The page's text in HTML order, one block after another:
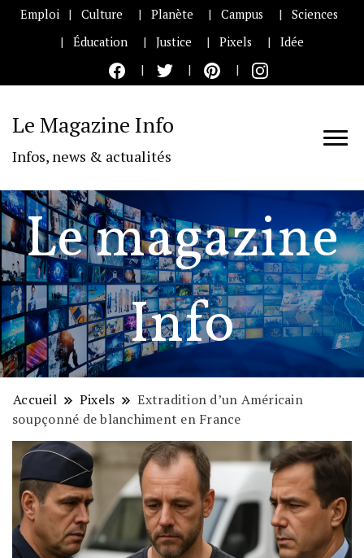
Emploi Culture Planète Campus
Sciences
Éducation
Justice Pixels Idée
Le Magazine Info
Infos, news & actualités
Le magazine
Info
Accueil Pixels
Extradition d’un Américain
soupçonné de blanchiment en France